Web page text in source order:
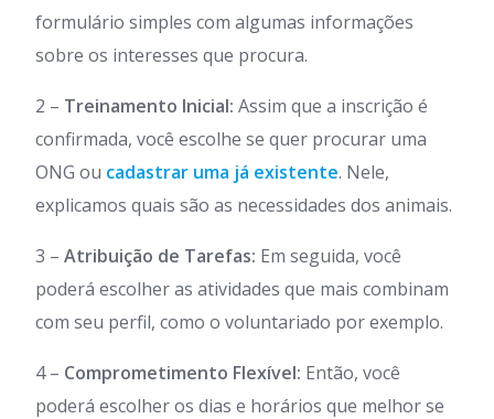
formulário simples com algumas informações
sobre os interesses que procura.
2 – Treinamento Inicial: Assim que a inscrição é
confirmada, você escolhe se quer procurar uma
ONG ou cadastrar uma já existente. Nele,
explicamos quais são as necessidades dos animais.
3 – Atribuição de Tarefas: Em seguida, você
poderá escolher as atividades que mais combinam
com seu perfil, como o voluntariado por exemplo.
4 – Comprometimento Flexível: Então, você
poderá escolher os dias e horários que melhor se